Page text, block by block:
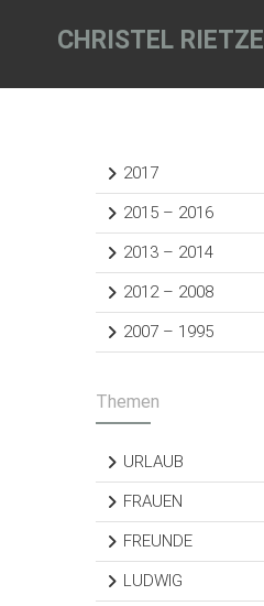
CHRISTEL RIETZE
2017
2015 – 2016
2013 – 2014
2012 – 2008
2007 – 1995
Themen
URLAUB
FRAUEN
FREUNDE
LUDWIG